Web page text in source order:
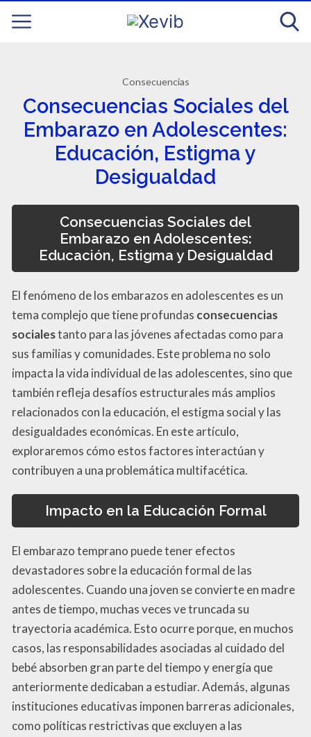
Consecuencias
Consecuencias Sociales del
Embarazo en Adolescentes:
Educación, Estigma y
Desigualdad
Consecuencias Sociales del
Embarazo en Adolescentes:
Educación, Estigma y Desigualdad
El fenómeno de los embarazos en adolescentes es un
tema complejo que tiene profundas consecuencias
socialestanto para las jóvenes afectadas como para
sus familias y comunidades. Este problema no solo
impacta la vida individual de las adolescentes, sino que
también refleja desafíos estructurales más amplios
relacionados con la educación, el estigma social y las
desigualdades económicas. En este artículo,
exploraremos cómo estos factores interactúan y
contribuyen a una problemática multifacética.
Impacto en la Educación Formal
El embarazo temprano puede tener efectos
devastadores sobre la educación formal de las
adolescentes. Cuando una joven se convierte en madre
antes de tiempo, muchas veces ve truncada su
trayectoria académica. Esto ocurre porque, en muchos
casos, las responsabilidades asociadas al cuidado del
bebé absorben gran parte del tiempo y energía que
anteriormente dedicaban a estudiar. Además, algunas
instituciones educativas imponen barreras adicionales,
como políticas restrictivas que excluyen a las